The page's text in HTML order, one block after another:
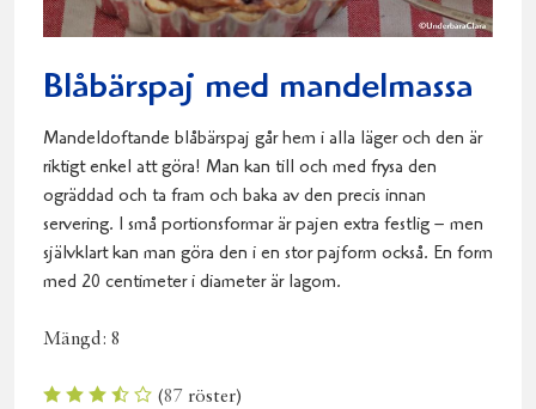
Blåbärspaj med mandelmassa
Mandeldoftande blåbärspaj går hem i alla läger och den är
riktigt enkel att göra! Man kan till och med frysa den
ogräddad och ta fram och baka av den precis innan
servering. I små portionsformar är pajen extra festlig – men
självklart kan man göra den i en stor pajform också. En form
med 20 centimeter i diameter är lagom.
Mängd: 8
(87 röster)